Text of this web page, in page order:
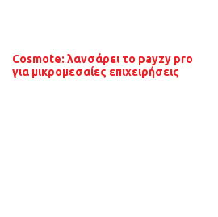
Cosmote: λανσάρει το payzy pro
για μικρομεσαίες επιχειρήσεις